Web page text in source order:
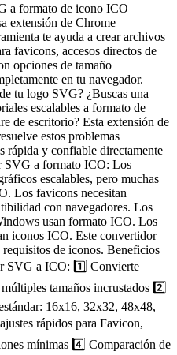
a formato de icono ICO
extensión de Chrome
te ayuda a crear archivos
favicons, accesos directos de
opciones de tamaño
en tu navegador.
tu logo SVG? ¿Buscas una
escalables a formato de
de escritorio? Esta extensión de
estos problemas
rápida y confiable directamente
SVG a formato ICO: Los
escalables, pero muchas
Los favicons necesitan
con navegadores. Los
usan formato ICO. Los
iconos ICO. Este convertidor
de iconos. Beneficios
SVG a ICO: 1️⃣ Convierte
tamaños incrustados 2️⃣
16x16, 32x32, 48x48,
rápidos para Favicon,
mínimas 4️⃣ Comparación de